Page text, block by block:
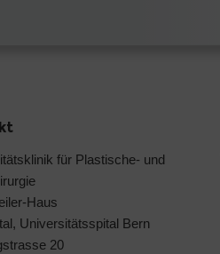
für Plastische- und
Haus
Universitätsspital Bern
20